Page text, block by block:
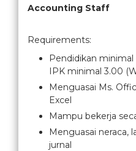
Accounting Staff
Requirements:
Pendidikan minimal
IPK minimal 3.00
Menguasai Ms.
Excel
Mampu bekerja
Menguasai neraca,
jurnal